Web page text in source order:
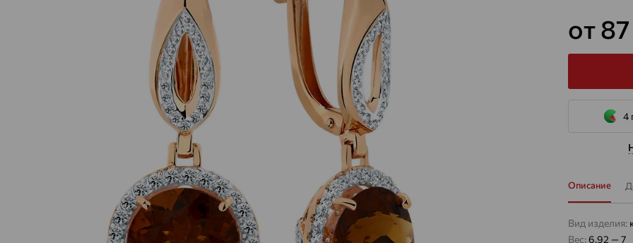
от
4
Описание
Вид изделия:
Вес:6.92 — 7